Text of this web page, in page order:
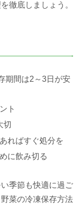
徹底しましょう。
期間は2～3日が安
ト
切
ればすぐ処分を
に飲み切る
季節も快適に過ご
菜の冷凍保存方法